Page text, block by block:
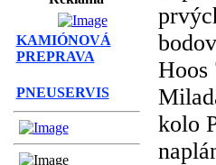
KAMIÓNOVÁ
PREPRAVA
PNEUSERVIS
Hoos
kolo